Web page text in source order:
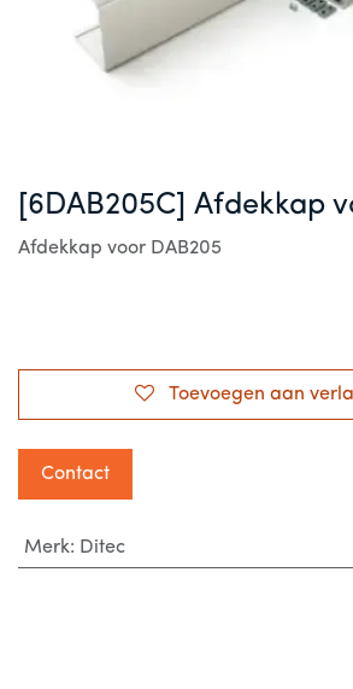
[6DAB205C] Afdekkap
Afdekkap voor DAB205
Toevoegen aan
Contact
Merk: Ditec